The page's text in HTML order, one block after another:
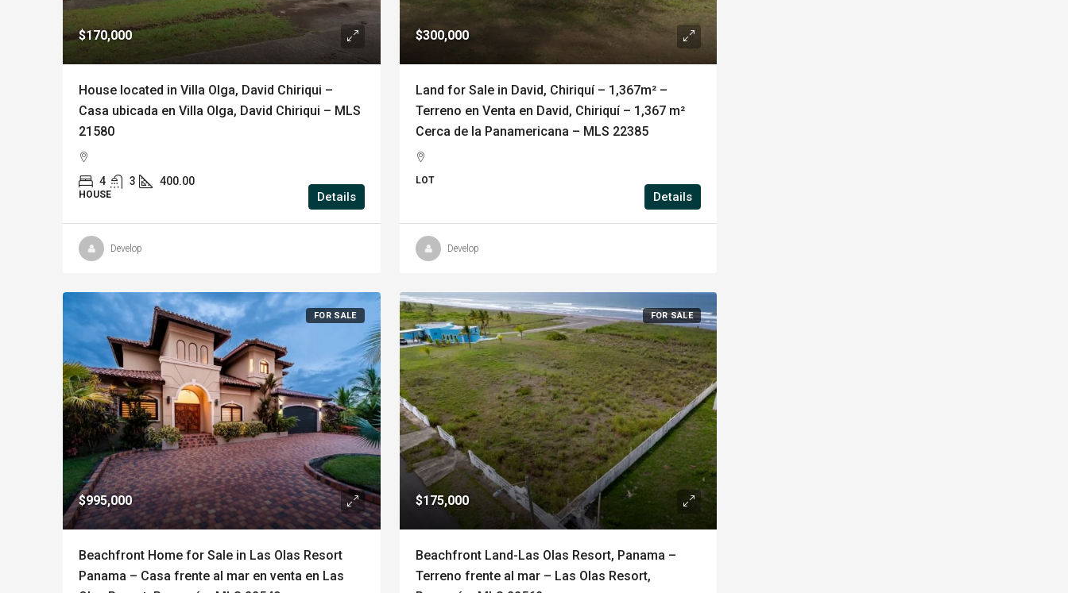
$170,000
House located in Villa Olga, David Chiriqui –
Casa ubicada en Villa Olga, David Chiriqui – MLS
21580
4 3 400.00
HOUSE Details
Develop
$300,000
Land for Sale in David, Chiriquí – 1,367m² –
Terreno en Venta en David, Chiriquí – 1,367 m²
Cerca de la Panamericana – MLS 22385
LOT
Details
Develop
FOR SALE
$995,000
Beachfront Home for Sale in Las Olas Resort
Panama – Casa frente al mar en venta en Las
FOR SALE
$175,000
Beachfront Land-Las Olas Resort, Panama –
Terreno frente al mar – Las Olas Resort,